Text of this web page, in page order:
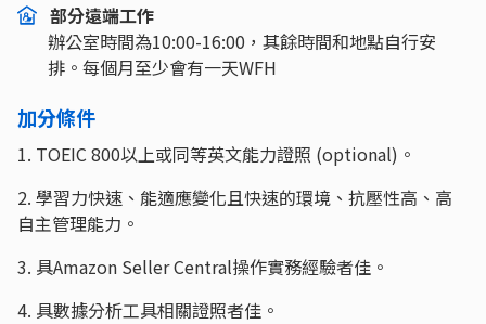
部分遠端工作
辦公室時間為10:00-16:00，其餘時間和地點自行安
排。每個月至少會有一天WFH
加分條件
1. TOEIC 800以上或同等英文能力證照 (optional)。
2. 學習力快速、能適應變化且快速的環境、抗壓性高、高
自主管理能力。
3. 具Amazon Seller Central操作實務經驗者佳。
4. 具數據分析工具相關證照者佳。